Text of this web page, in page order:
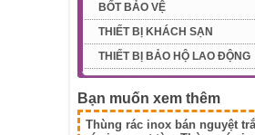
BỐT BẢO VỆ
THIẾT BỊ KHÁCH SẠN
THIẾT BỊ BẢO HỘ LAO ĐỘNG
Bạn muốn xem thêm
Thùng rác inox bán nguyệt